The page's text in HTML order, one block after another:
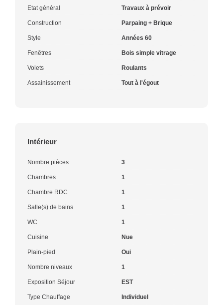
Etat général Travaux à prévoir
Construction Parpaing + Brique
Style Années 60
Fenêtres Bois simple vitrage
Volets Roulants
Assainissement Tout à l'égout
Intérieur
Nombre pièces 3
Chambres 1
Chambre RDC 1
Salle(s) de bains 1
WC 1
Cuisine Nue
Plain-pied Oui
Nombre niveaux 1
Exposition Séjour EST
Type Chauffage Individuel